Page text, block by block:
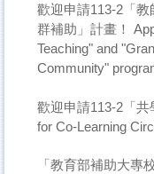
歡迎申請113-2「
群補助」計畫！
Teaching" and
Community"
歡迎申請113-2「
for Co-Learning
「教育部補助大專